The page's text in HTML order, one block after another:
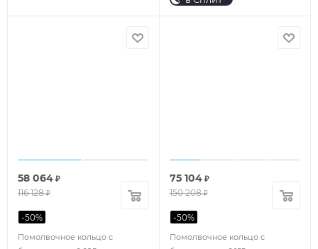
Помолвочное кольцо с
58 064 ₽
116 128₽
-50%
Помолвочное кольцо с
75 104₽
150 208₽
-50%